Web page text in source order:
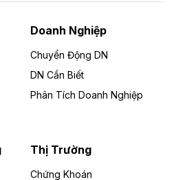
và phát điện Bắc Giang do
môi trường Bắc Giang làm
rộng ‘hệ sinh thái’
góp vốn của Công ty Cổ
Doanh Nghiệp
Chuyển Động DN
DN Cần Biết
Phân Tích Doanh Nghiệp
Thị Trường
Chứng Khoán